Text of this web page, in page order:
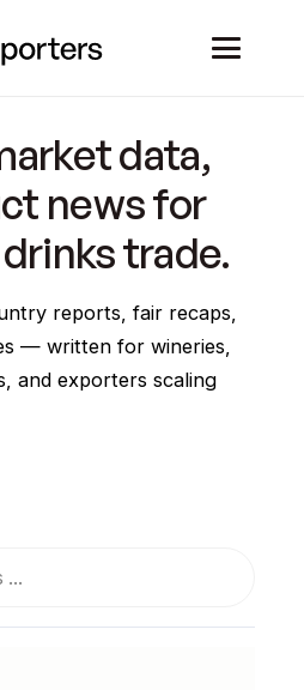
data,
news for
trade.
reports, fair recaps,
— written for wineries,
and exporters scaling
autocompletados, puedes